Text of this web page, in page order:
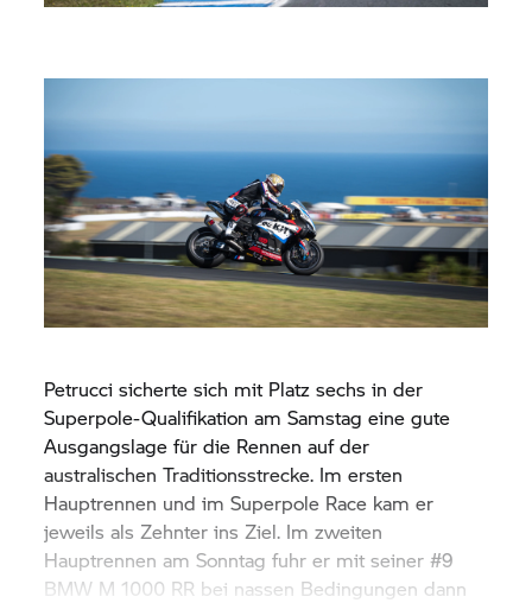
Petrucci sicherte sich mit Platz sechs in der
Superpole-Qualifikation am Samstag eine gute
Ausgangslage für die Rennen auf der
australischen Traditionsstrecke. Im ersten
Hauptrennen und im Superpole Race kam er
jeweils als Zehnter ins Ziel. Im zweiten
Hauptrennen am Sonntag fuhr er mit seiner #9
BMW M 1000 RR bei nassen Bedingungen dann